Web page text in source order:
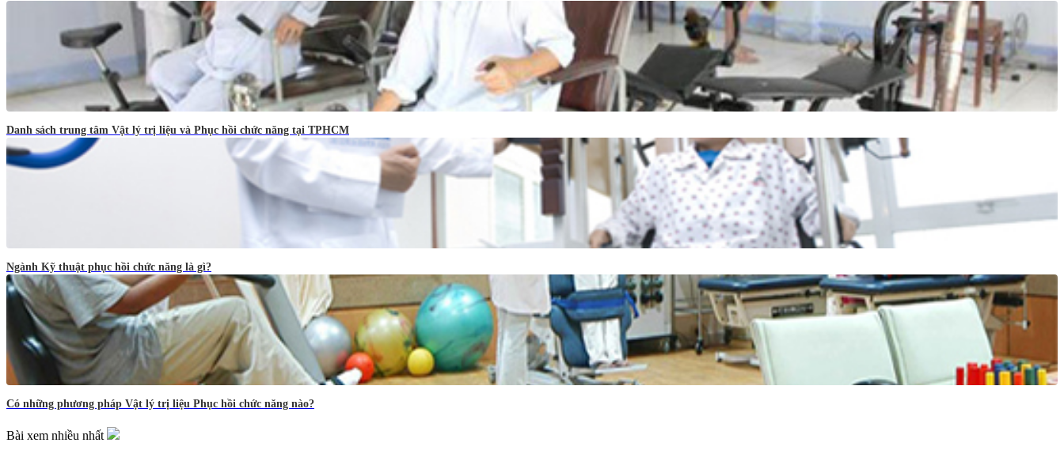
Danh sách trung tâm Vật lý trị liệu và Phục hồi chức năng tại TPHCM
Ngành Kỹ thuật phục hồi chức năng là gì?
Có những phương pháp Vật lý trị liệu Phục hồi chức năng nào?
Bài xem nhiều nhất